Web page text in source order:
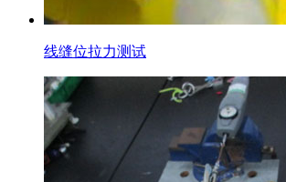
线缝位拉力测试